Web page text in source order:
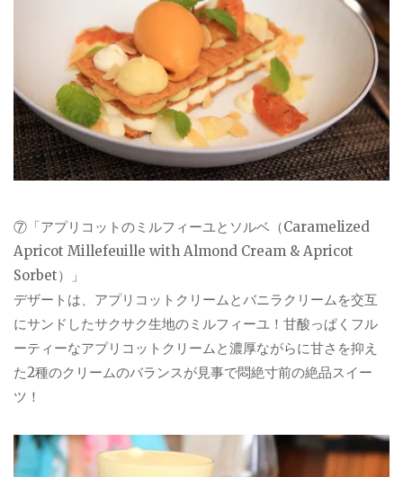
⑦「アプリコットのミルフィーユとソルベ（Caramelized
Apricot Millefeuille with Almond Cream & Apricot
Sorbet）」
デザートは、アプリコットクリームとバニラクリームを交互
にサンドしたサクサク生地のミルフィーユ！甘酸っぱくフル
ーティーなアプリコットクリームと濃厚ながらに甘さを抑え
た2種のクリームのバランスが見事で悶絶寸前の絶品スイー
ツ！